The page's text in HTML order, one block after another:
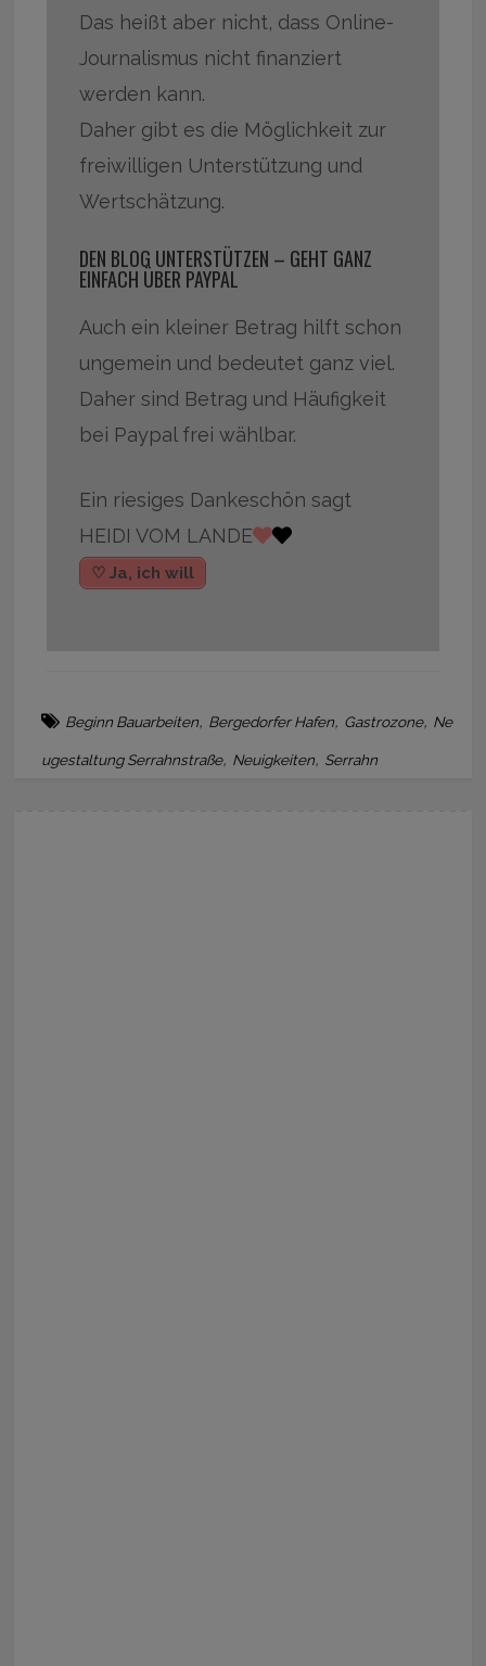
Das heißt aber nicht, dass Online-
Journalismus nicht finanziert
werden kann.
Daher gibt es die Möglichkeit zur
freiwilligen Unterstützung und
Wertschätzung.
DEN BLOG UNTERSTÜTZEN – GEHT GANZ
EINFACH ÜBER PAYPAL
Auch ein kleiner Betrag hilft schon
ungemein und bedeutet ganz viel.
Daher sind Betrag und Häufigkeit
bei Paypal frei wählbar.
Ein riesiges Dankeschön sagt
HEIDI VOM LANDE
♡ Ja, ich will
Beginn Bauarbeiten, Bergedorfer Hafen, Gastrozone, Ne
ugestaltung Serrahnstraße, Neuigkeiten, Serrahn